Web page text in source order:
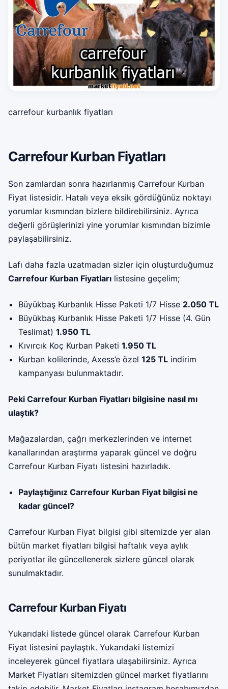
carrefour kurbanlık fiyatları
Carrefour Kurban Fiyatları
Son zamlardan sonra hazırlanmış Carrefour Kurban
Fiyat listesidir. Hatalı veya eksik gördüğünüz noktayı
yorumlar kısmından bizlere bildirebilirsiniz. Ayrıca
değerli görüşlerinizi yine yorumlar kısmından bizimle
paylaşabilirsiniz.
Lafı daha fazla uzatmadan sizler için oluşturduğumuz
Carrefour Kurban Fiyatları listesine geçelim;
Büyükbaş Kurbanlık Hisse Paketi 1/7 Hisse 2.050 TL
Büyükbaş Kurbanlık Hisse Paketi 1/7 Hisse (4. Gün
Teslimat) 1.950 TL
Kıvırcık Koç Kurban Paketi 1.950 TL
Kurban kolilerinde, Axess’e özel 125 TL indirim
kampanyası bulunmaktadır.
Peki Carrefour Kurban Fiyatları bilgisine nasıl mı
ulaştık?
Mağazalardan, çağrı merkezlerinden ve internet
kanallarından araştırma yaparak güncel ve doğru
Carrefour Kurban Fiyatı listesini hazırladık.
Paylaştığınız Carrefour Kurban Fiyat bilgisi ne
kadar güncel?
Carrefour Kurban Fiyat bilgisi gibi sitemizde yer alan
bütün market fiyatları bilgisi haftalık veya aylık
periyotlar ile güncellenerek sizlere güncel olarak
sunulmaktadır.
Carrefour Kurban Fiyatı
Yukarıdaki listede güncel olarak Carrefour Kurban
Fiyat listesini paylaştık. Yukarıdaki listemizi
inceleyerek güncel fiyatlara ulaşabilirsiniz. Ayrıca
Market Fiyatları sitemizden güncel market fiyatlarını